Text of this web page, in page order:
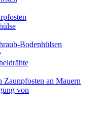
Bodenhülsen
Zaunpfosten an Mauern
von